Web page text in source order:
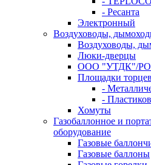
- Ресанта
Электронный
Воздуховоды,
Воздуховоды,
Люки-дверцы
ООО "УТДК"/
Площадки
-
-
Хомуты
Газобаллонное и
оборудование
Газовые
Газовые баллоны